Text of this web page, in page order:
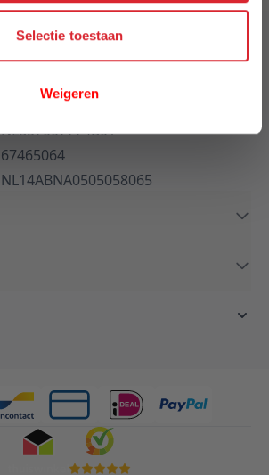
Selectie toestaan
Weigeren
10:00 - 17:00
088 24 24 880
info@maisonhome.nl
NL857007774B01
67465064
NL14ABNA0505058065